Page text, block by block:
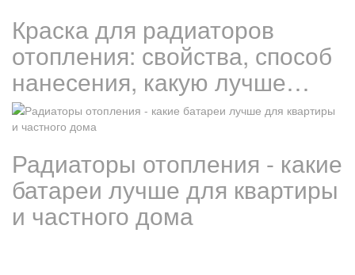
Краска для радиаторов
отопления: свойства, способ
нанесения, какую лучше…
Радиаторы отопления - какие
батареи лучше для квартиры
и частного дома